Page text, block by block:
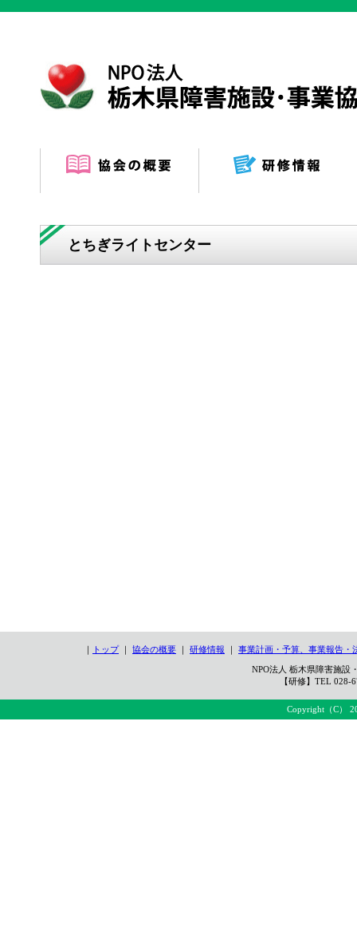
とちぎライトセンター
｜ トップ｜ 協会の概要 ｜ 研修情報 ｜ 事業計画・予算、事業報告・
NPO法人 栃木県障害施
【研修】TEL
Copyright（C）